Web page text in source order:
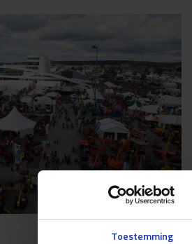
Toestemming